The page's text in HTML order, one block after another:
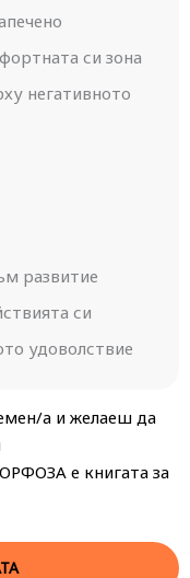
си зона
негативното
развитие
си
удоволствие
а и желаеш да
е книгата за